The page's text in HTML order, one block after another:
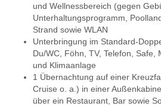
und Wellnessbereich (gegen
Unterhaltungsprogramm,
Strand sowie WLAN
Unterbringung im Standard-
Du/WC, Föhn, TV, Telefon, Safe,
und Klimaanlage
1 Übernachtung auf einer
Cruise o. a.) in einer
über ein Restaurant, Bar sowie